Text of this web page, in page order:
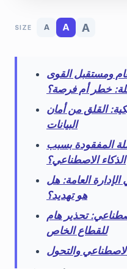
SIZE A A A
ومستقبل القوى
خطر أم فرصة؟
القلق من أمان
البيانات
المفقودة بسبب
الذكاء الاصطناعي؟
العامة: هل
هو تهديد؟
تحذير هام
للقطاع الخاص
والتحول